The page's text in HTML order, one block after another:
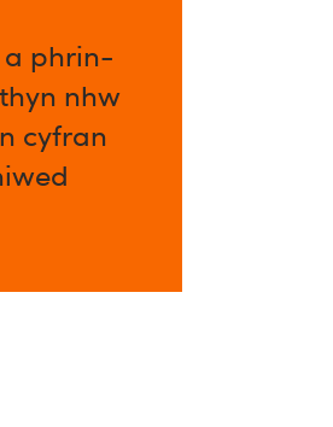
phrin-
nhw
cyfran